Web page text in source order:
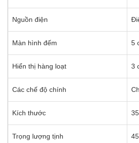
Nguồn điện
Màn hình đếm 5
Hiển thị hàng loạt 3
Các chế độ chính
Kích thước
Trọng lượng tịnh